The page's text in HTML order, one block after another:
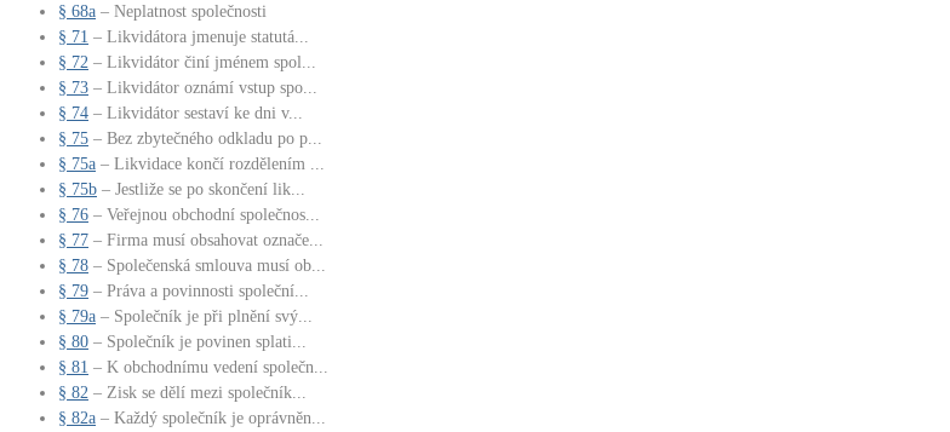
§ 68a – Neplatnost společnosti
§ 71 – Likvidátora jmenuje statutá...
§ 72 – Likvidátor činí jménem spol...
§ 73 – Likvidátor oznámí vstup spo...
§ 74 – Likvidátor sestaví ke dni v...
§ 75 – Bez zbytečného odkladu po p...
§ 75a – Likvidace končí rozdělením ...
§ 75b – Jestliže se po skončení lik...
§ 76 – Veřejnou obchodní společnos...
§ 77 – Firma musí obsahovat označe...
§ 78 – Společenská smlouva musí ob...
§ 79 – Práva a povinnosti společní...
§ 79a – Společník je při plnění svý...
§ 80 – Společník je povinen splati...
§ 81 – K obchodnímu vedení společn...
§ 82 – Zisk se dělí mezi společník...
§ 82a – Každý společník je oprávněn...